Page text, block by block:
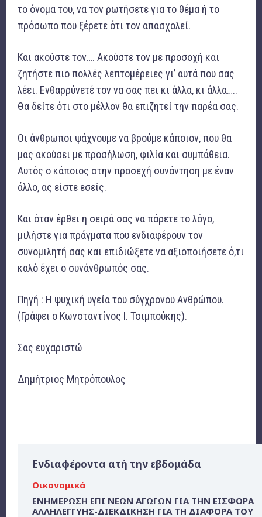
το όνομα του, να τον ρωτήσετε για το θέμα ή το
πρόσωπο που ξέρετε ότι τον απασχολεί.
Και ακούστε τον…. Ακούστε τον με προσοχή και
ζητήστε πιο πολλές λεπτομέρειες γι’ αυτά που σας
λέει. Ενθαρρύνετέ τον να σας πει κι άλλα, κι άλλα…..
Θα δείτε ότι στο μέλλον θα επιζητεί την παρέα σας.
Οι άνθρωποι ψάχνουμε να βρούμε κάποιον, που θα
μας ακούσει με προσήλωση, φιλία και συμπάθεια.
Αυτός ο κάποιος στην προσεχή συνάντηση με έναν
άλλο, ας είστε εσείς.
Και όταν έρθει η σειρά σας να πάρετε το λόγο,
μιλήστε για πράγματα που ενδιαφέρουν τον
συνομιλητή σας και επιδιώξετε να αξιοποιήσετε ό,τι
καλό έχει ο συνάνθρωπός σας.
Πηγή : Η ψυχική υγεία του σύγχρονου Ανθρώπου.
(Γράφει ο Κωνσταντίνος Ι. Τσιμπούκης).
Σας ευχαριστώ
Δημήτριος Μητρόπουλος
Ενδιαφέροντα ατή την εβδομάδα
Οικονομικά
ΕΝΗΜΕΡΩΣΗ ΕΠΙ ΝΕΩΝ ΑΓΩΓΩΝ ΓΙΑ ΤΗΝ ΕΙΣΦΟΡΑ
ΑΛΛΗΛΕΓΓΥΗΣ-ΔΙΕΚΔΙΚΗΣΗ ΓΙΑ ΤΗ ΔΙΑΦΟΡΑ ΤΟΥ